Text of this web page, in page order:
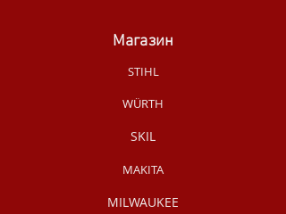
Магазин
STIHL
WÜRTH
SKIL
MAKITA
MILWAUKEE